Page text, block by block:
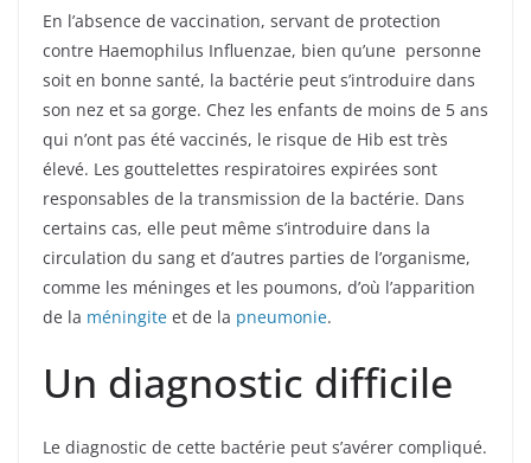
En l’absence de vaccination, servant de protection
contre Haemophilus Influenzae, bien qu’une personne
soit en bonne santé, la bactérie peut s’introduire dans
son nez et sa gorge. Chez les enfants de moins de 5 ans
qui n’ont pas été vaccinés, le risque de Hib est très
élevé. Les gouttelettes respiratoires expirées sont
responsables de la transmission de la bactérie. Dans
certains cas, elle peut même s’introduire dans la
circulation du sang et d’autres parties de l’organisme,
comme les méninges et les poumons, d’où l’apparition
de la méningite et de la pneumonie.
Un diagnostic difficile
Le diagnostic de cette bactérie peut s’avérer compliqué.